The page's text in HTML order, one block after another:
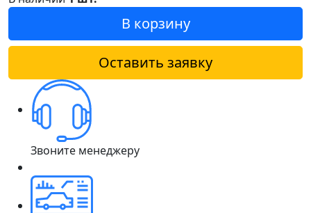
В корзину
Оставить заявку
Звоните менеджеру